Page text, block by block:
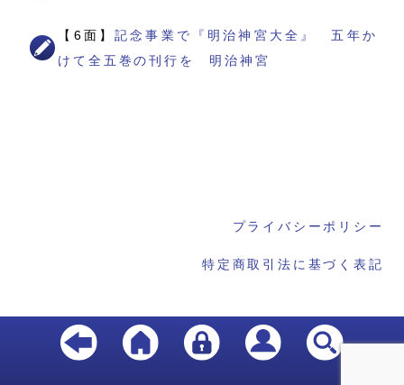
【6面】記念事業で『明治神宮大全』 五年か
けて全五巻の刊行を 明治神宮
プライバシーポリシー
特定商取引法に基づく表記